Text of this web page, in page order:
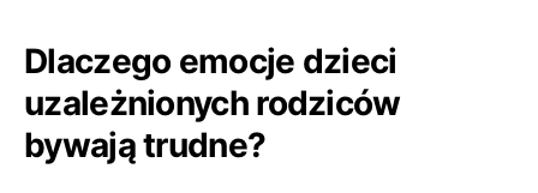
Dlaczego emocje dzieci
uzależnionych rodziców
bywają trudne?